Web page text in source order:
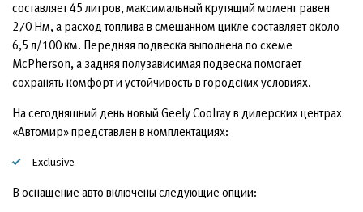
составляет 45 литров, максимальный крутящий момент равен
270 Нм, а расход топлива в смешанном цикле составляет около
6,5 л/100 км. Передняя подвеска выполнена по схеме
McPherson, а задняя полузависимая подвеска помогает
сохранять комфорт и устойчивость в городских условиях.
На сегодняшний день новый Geely Coolray в дилерских центрах
«Автомир» представлен в комплектациях:
Exclusive
В оснащение авто включены следующие опции: